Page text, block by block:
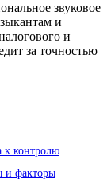
звуковое
и
и
за точностью
к контролю
и факторы